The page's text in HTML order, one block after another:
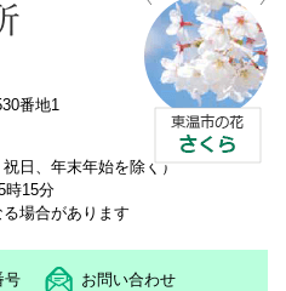
番地1
日、年末年始を除く）
時15分
場合があります
号 お問い合わせ